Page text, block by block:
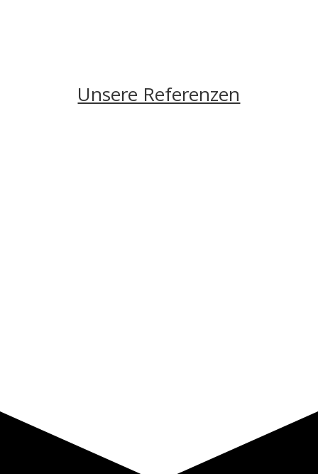
Unsere Referenzen